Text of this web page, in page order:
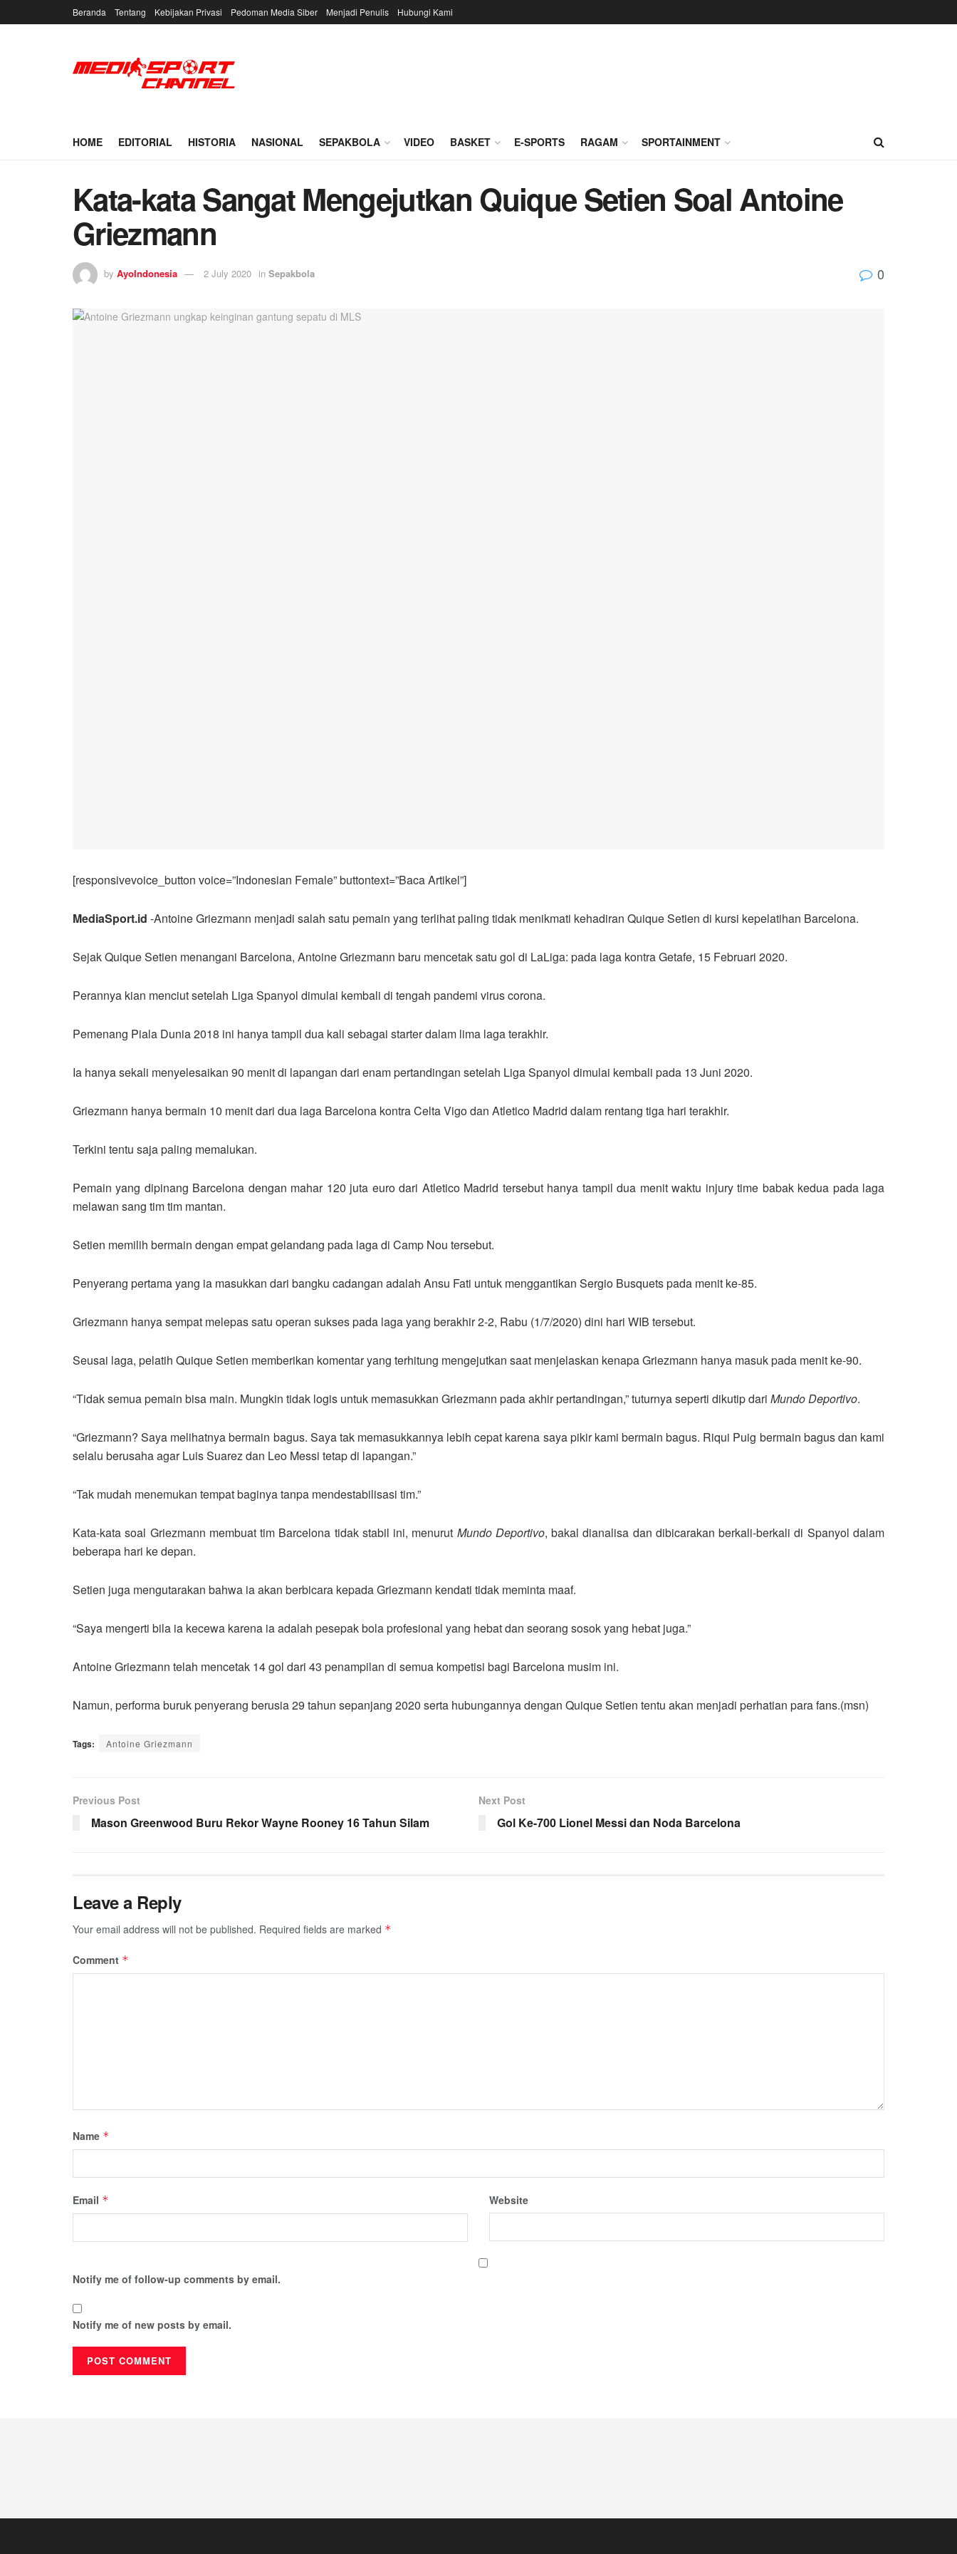
Beranda Tentang Kebijakan Privasi Pedoman Media Siber Menjadi Penulis Hubungi Kami
HOME EDITORIAL HISTORIA NASIONAL SEPAKBOLA VIDEO BASKET E-SPORTS RAGAM SPORTAINMENT
Kata-kata Sangat Mengejutkan Quique Setien Soal Antoine
Griezmann
by AyoIndonesia 2 July 2020 in Sepakbola 0
[responsivevoice_button voice=”Indonesian Female” buttontext=”Baca Artikel”]
MediaSport.id -Antoine Griezmann menjadi salah satu pemain yang terlihat paling tidak menikmati kehadiran Quique Setien di kursi kepelatihan Barcelona.
Sejak Quique Setien menangani Barcelona, Antoine Griezmann baru mencetak satu gol di LaLiga: pada laga kontra Getafe, 15 Februari 2020.
Perannya kian menciut setelah Liga Spanyol dimulai kembali di tengah pandemi virus corona.
Pemenang Piala Dunia 2018 ini hanya tampil dua kali sebagai starter dalam lima laga terakhir.
Ia hanya sekali menyelesaikan 90 menit di lapangan dari enam pertandingan setelah Liga Spanyol dimulai kembali pada 13 Juni 2020.
Griezmann hanya bermain 10 menit dari dua laga Barcelona kontra Celta Vigo dan Atletico Madrid dalam rentang tiga hari terakhir.
Terkini tentu saja paling memalukan.
Pemain yang dipinang Barcelona dengan mahar 120 juta euro dari Atletico Madrid tersebut hanya tampil dua menit waktu injury time babak kedua pada laga
melawan sang tim tim mantan.
Setien memilih bermain dengan empat gelandang pada laga di Camp Nou tersebut.
Penyerang pertama yang ia masukkan dari bangku cadangan adalah Ansu Fati untuk menggantikan Sergio Busquets pada menit ke-85.
Griezmann hanya sempat melepas satu operan sukses pada laga yang berakhir 2-2, Rabu (1/7/2020) dini hari WIB tersebut.
Seusai laga, pelatih Quique Setien memberikan komentar yang terhitung mengejutkan saat menjelaskan kenapa Griezmann hanya masuk pada menit ke-90.
“Tidak semua pemain bisa main. Mungkin tidak logis untuk memasukkan Griezmann pada akhir pertandingan,” tuturnya seperti dikutip dari Mundo Deportivo.
“Griezmann? Saya melihatnya bermain bagus. Saya tak memasukkannya lebih cepat karena saya pikir kami bermain bagus. Riqui Puig bermain bagus dan kami
selalu berusaha agar Luis Suarez dan Leo Messi tetap di lapangan.”
“Tak mudah menemukan tempat baginya tanpa mendestabilisasi tim.”
Kata-kata soal Griezmann membuat tim Barcelona tidak stabil ini, menurut Mundo Deportivo, bakal dianalisa dan dibicarakan berkali-berkali di Spanyol dalam
beberapa hari ke depan.
Setien juga mengutarakan bahwa ia akan berbicara kepada Griezmann kendati tidak meminta maaf.
“Saya mengerti bila ia kecewa karena ia adalah pesepak bola profesional yang hebat dan seorang sosok yang hebat juga.”
Antoine Griezmann telah mencetak 14 gol dari 43 penampilan di semua kompetisi bagi Barcelona musim ini.
Namun, performa buruk penyerang berusia 29 tahun sepanjang 2020 serta hubungannya dengan Quique Setien tentu akan menjadi perhatian para fans.(msn)
Tags: Antoine Griezmann
Previous Post
Mason Greenwood Buru Rekor Wayne Rooney 16 Tahun Silam
Next Post
Gol Ke-700 Lionel Messi dan Noda Barcelona
Leave a Reply
Your email address will not be published. Required fields are marked *
Comment *
Name *
Email * Website
Notify me of follow-up comments by email.
Notify me of new posts by email.